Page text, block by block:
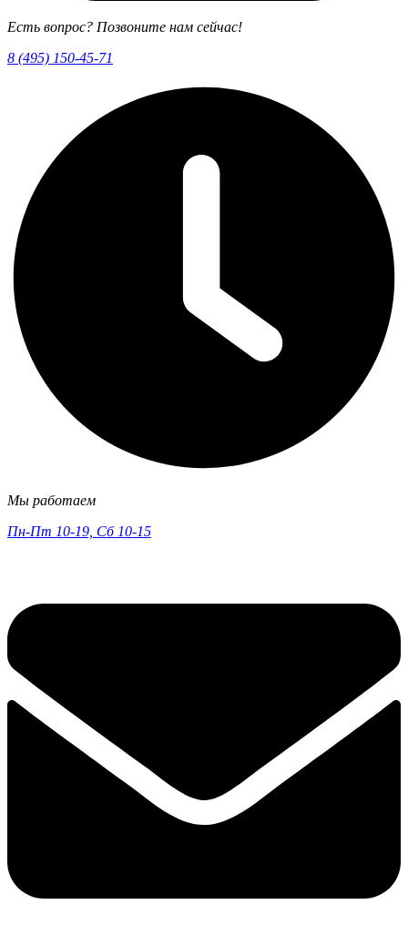
Есть вопрос? Позвоните нам сейчас!
8 (495) 150-45-71
Мы работаем
Пн-Пт 10-19, Сб 10-15